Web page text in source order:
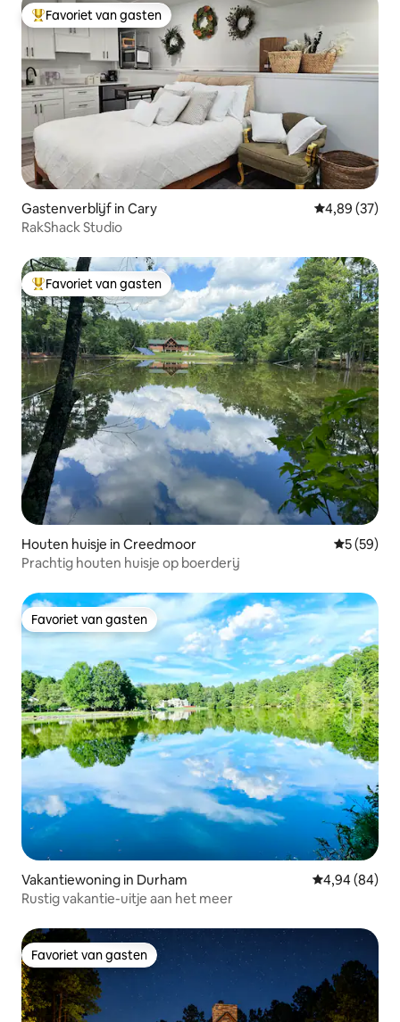
Topfavoriet van gasten
Favoriet van gasten
Gastenverblijf in Cary Gemiddelde
4,89 (37)
RakShack Studio
Topfavoriet van gasten
Favoriet van gasten
Houten huisje in Creedmoor
5 (59)
Prachtig houten huisje op boerderij
Favoriet van gasten
Favoriet van gasten
Vakantiewoning in Durham Gemiddelde
4,94 (84)
Rustig vakantie-uitje aan het meer
Favoriet van gasten
Favoriet van gasten